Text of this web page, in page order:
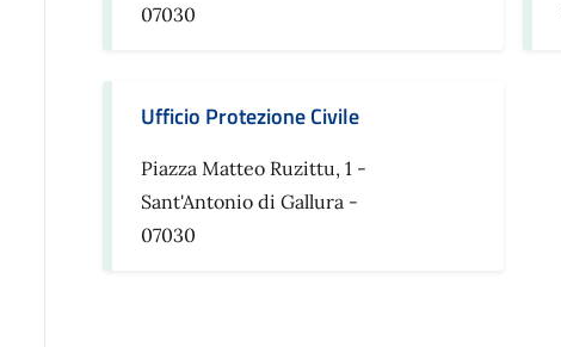
07030
Ufficio Protezione Civile
Piazza Matteo Ruzittu, 1 -
Sant'Antonio di Gallura -
07030